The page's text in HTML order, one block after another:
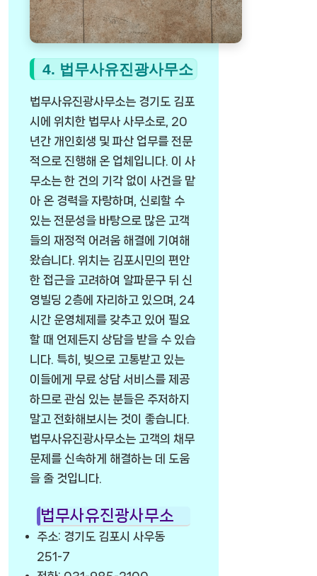
4. 법무사유진광사무소
법무사유진광사무소는 경기도 김포
시에 위치한 법무사 사무소로, 20
년간 개인회생 및 파산 업무를 전문
적으로 진행해 온 업체입니다. 이 사
무소는 한 건의 기각 없이 사건을 맡
아 온 경력을 자랑하며, 신뢰할 수
있는 전문성을 바탕으로 많은 고객
들의 재정적 어려움 해결에 기여해
왔습니다. 위치는 김포시민의 편안
한 접근을 고려하여 알파문구 뒤 신
영빌딩 2층에 자리하고 있으며, 24
시간 운영체제를 갖추고 있어 필요
할 때 언제든지 상담을 받을 수 있습
니다. 특히, 빚으로 고통받고 있는
이들에게 무료 상담 서비스를 제공
하므로 관심 있는 분들은 주저하지
말고 전화해보시는 것이 좋습니다.
법무사유진광사무소는 고객의 채무
문제를 신속하게 해결하는 데 도움
을 줄 것입니다.
법무사유진광사무소
주소: 경기도 김포시 사우동
251-7